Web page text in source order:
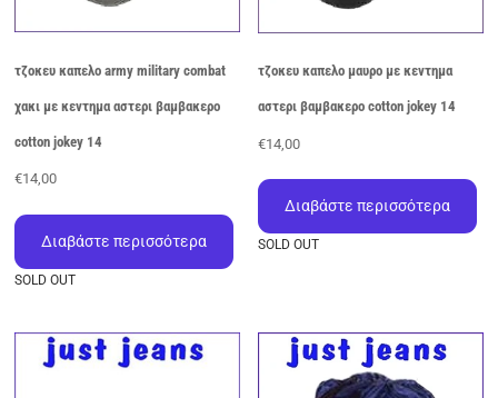
τζοκευ καπελο army military combat
χακι με κεντημα αστερι βαμβακερο
cotton jokey 14
€14,00
Διαβάστε περισσότερα
SOLD OUT
τζοκευ καπελο μαυρο με κεντημα
αστερι βαμβακερο cotton jokey 14
€14,00
Διαβάστε περισσότερα
SOLD OUT